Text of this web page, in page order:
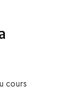
cours